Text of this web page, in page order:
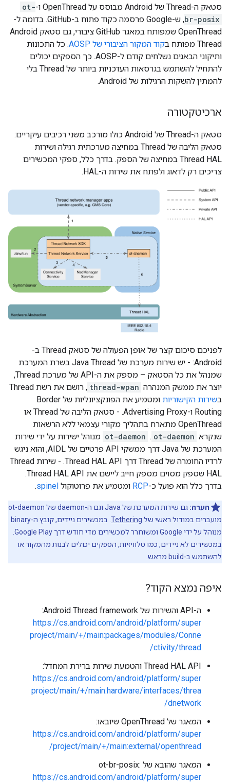
סטאק ה-Thread של Android מבוסס על OpenThread ו-
ot-
br-posix
, ש-Google פרסמה כקוד פתוח ב-GitHub. בדומה ל-
OpenThread שמפותח במאגר GitHub ציבורי, גם סטאק Android
Thread מפותח ב
קוד המקור הציבורי של AOSP
. כל התכונות
ותיקוני הבאגים נשלחים קודם ל-AOSP. כך הספקים יכולים
להתחיל להשתמש בגרסאות העדכניות ביותר של Thread בלי
להמתין להשקות הרגילות של Android.
ארכיטקטורה
סטאק ה-Thread של Android כולו מורכב משני רכיבים עיקריים:
סטאק הליבה של Thread במחיצה מערכתית רגילה ושירות
Thread HAL במחיצה של הספק. בדרך כלל, ספקי המכשירים
צריכים רק לדאוג ולפתח את שירות ה-HAL.
לפניכם סיכום קצר של אופן הפעולה של סטאק Thread ב-
Android: - יש שירות מערכת של Java Thread בשרת המערכת
שמנהל את כל הסטאק – מספק את ה-API של מערכת Thread,
יוצר את ממשק המנהרה thread-wpan
, רושם את רשת Thread
בשירות הקישוריות
ומטמיע את הפונקציונליות של Border
Routing ו-Advertising Proxy. - סטאק הליבה של Thread או
OpenThread מתארח בתהליך מקורי עצמאי ללא הרשאות
שנקרא ot-daemon
.
ot-daemon מנוהל ישירות על ידי שירות
המערכת של Java דרך ממשקי API פרטיים של AIDL, והוא ניגש
לרדיו החומרה של Thread דרך Thread HAL API. - שירות Thread
HAL שספק מסוים מספק חייב ליישם את Thread HAL API.
בדרך כלל הוא פועל כ-RCP ומטמיע את פרוטוקול spinel
.
הערה:
גם שירות המערכת של Java וגם ה-daemon של ot-daemon
מועברים במודול ראשי של Tethering
. במכשירים ניידים, קובץ ה-binary
במכשירים לא ניידים, כמו טלוויזיות, הספקים יכולים לבנות מהמקור או
להשתמש ב-build מראש.
איפה נמצא הקוד?
ה-API והשירות של Android Thread framework: ‏
https://cs.android.com/android/platform/super
project/main/+/main:packages/modules/Conne
ctivity/thread/
Thread HAL API והטמעת שירות ברירת המחדל:
https://cs.android.com/android/platform/super
project/main/+/main:hardware/interfaces/threa
dnetwork/
המאגר של OpenThread שיובאו:
https://cs.android.com/android/platform/super
project/main/+/main:external/openthread/
המאגר שהובא של ot-br-posix:
https://cs.android.com/android/platform/super